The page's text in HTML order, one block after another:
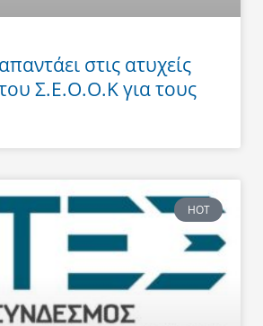
στις ατυχείς
Σ.Ε.Ο.Ο.Κ για τους
HOT